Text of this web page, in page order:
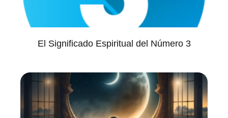
El Significado Espiritual del Número 3